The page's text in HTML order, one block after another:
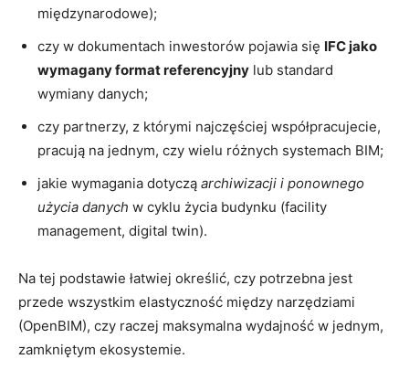
międzynarodowe);
czy w dokumentach inwestorów pojawia się IFC jako
wymagany format referencyjny lub standard
wymiany danych;
czy partnerzy, z którymi najczęściej współpracujecie,
pracują na jednym, czy wielu różnych systemach BIM;
jakie wymagania dotyczą archiwizacji i ponownego
użycia danych w cyklu życia budynku (facility
management, digital twin).
Na tej podstawie łatwiej określić, czy potrzebna jest
przede wszystkim elastyczność między narzędziami
(OpenBIM), czy raczej maksymalna wydajność w jednym,
zamkniętym ekosystemie.